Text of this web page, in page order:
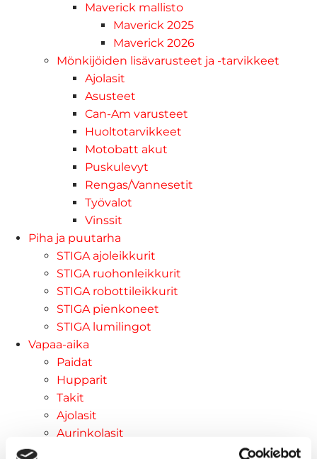
Maverick mallisto
Maverick 2025
Maverick 2026
Mönkijöiden lisävarusteet ja -tarvikkeet
Ajolasit
Asusteet
Can-Am varusteet
Huoltotarvikkeet
Motobatt akut
Puskulevyt
Rengas/Vannesetit
Työvalot
Vinssit
Piha ja puutarha
STIGA ajoleikkurit
STIGA ruohonleikkurit
STIGA robottileikkurit
STIGA pienkoneet
STIGA lumilingot
Vapaa-aika
Paidat
Hupparit
Takit
Ajolasit
Aurinkolasit
Tarjoukset